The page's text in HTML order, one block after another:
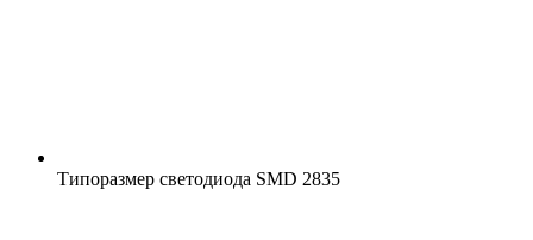
Типоразмер светодиода SMD 2835